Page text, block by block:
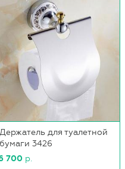
Держатель для туалетной
бумаги 3426
700 р.